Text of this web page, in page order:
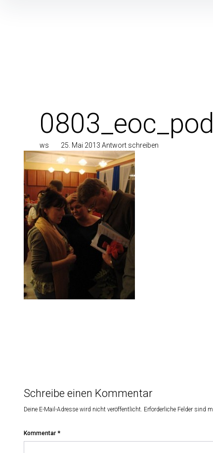
ws 25. Mai 2013 Antwort schreiben
Schreibe einen Kommentar
Deine E-Mail-Adresse wird nicht veröffentlicht. Erforderliche Felder sind
Kommentar *